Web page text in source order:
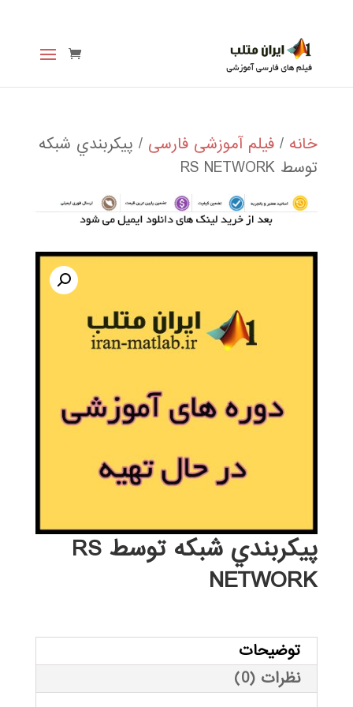
خانه / فیلم آموزشی فارسی / پيكربندي شبكه
توسط RS NETWORK
پيكربندي شبكه توسط RS
NETWORK
توضیحات
نظرات (0)